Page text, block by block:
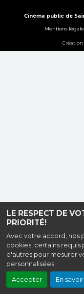
LE RESPECT DE
PRIORITÉ!
Avec votre accord, nos
cookies, certains requis
d'autres pour mesurer
personnalisées.
Accepter En
Cinéma public de
Mentions